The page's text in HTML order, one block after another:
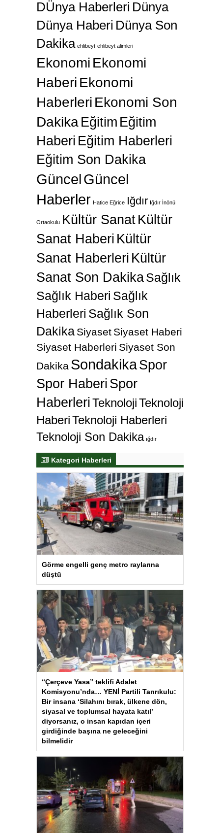
DÜnya Haberleri Dünya
Dünya Haberi Dünya Son
Dakika ehlibeyt ehlibeyt alimleri
Ekonomi Ekonomi
Haberi Ekonomi
Haberleri Ekonomi Son
Dakika Eğitim Eğitim
Haberi Eğitim Haberleri
Eğitim Son Dakika
GüncelGüncel
Haberler Hatice Eğrice Iğdır Iğdır İnönü
Ortaokulu Kültür SanatKültür
Sanat Haberi Kültür
Sanat Haberleri Kültür
Sanat Son DakikaSağlık
Sağlık Haberi Sağlık
Haberleri Sağlık Son
Dakika Siyaset Siyaset Haberi
Siyaset Haberleri Siyaset Son
Dakika SondakikaSpor
Spor Haberi Spor
HaberleriTeknolojiTeknoloji
HaberiTeknoloji Haberleri
Teknoloji Son Dakika ığdır
Kategori Haberleri
Görme engelli genç metro raylarına
düştü
“Çerçeve Yasa” teklifi Adalet
Komisyonu’nda… YENİ Partili Tanrıkulu:
Bir insana ‘Silahını bırak, ülkene dön,
siyasal ve toplumsal hayata katıl’
diyorsanız, o insan kapıdan içeri
girdiğinde başına ne geleceğini
bilmelidir